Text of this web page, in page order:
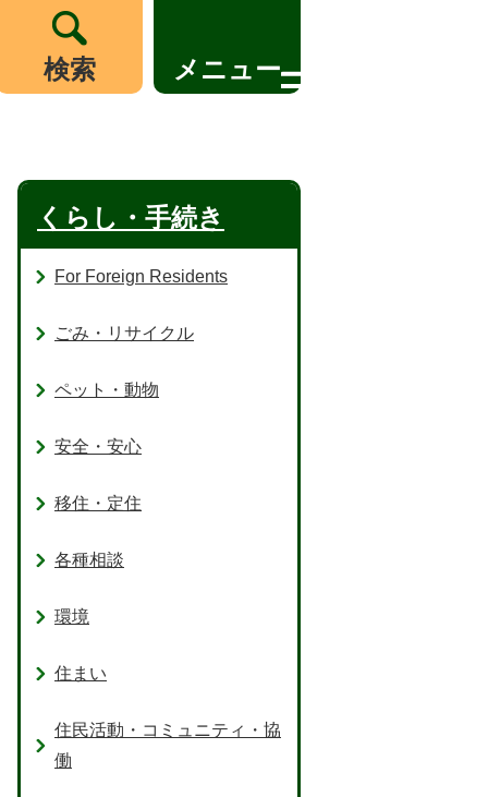
検索 メニュー
くらし・手続き
For Foreign Residents
ごみ・リサイクル
ペット・動物
安全・安心
移住・定住
各種相談
環境
住まい
住民活動・コミュニティ・協
働